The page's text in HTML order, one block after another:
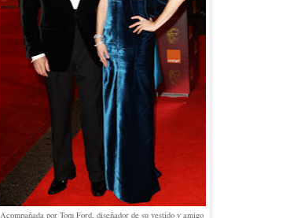
Acompañada por Tom Ford, diseñador de su vestido y amigo